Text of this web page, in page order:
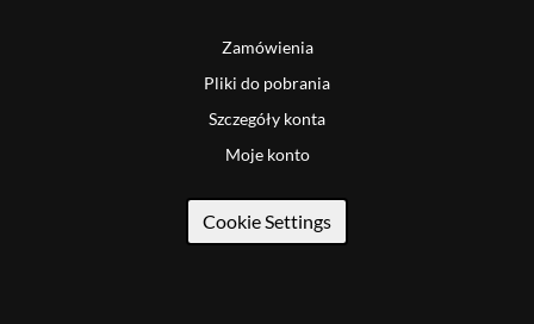
Zamówienia
Pliki do pobrania
Szczegóły konta
Moje konto
Cookie Settings